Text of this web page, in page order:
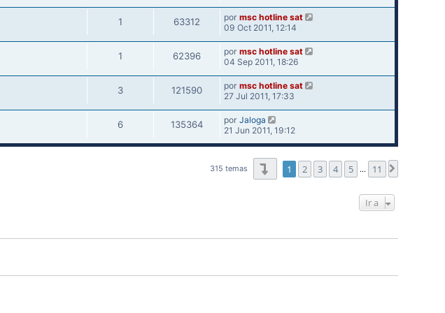
1 63312 por msc hotline sat
09 Oct 2011, 12:14
1 62396 por msc hotline sat
04 Sep 2011, 18:26
3 121590 por msc hotline sat
27 Jul 2011, 17:33
6 135364 por Jaloga
21 Jun 2011, 19:12
315 temas Página1 de
1 2 3 4 5 … 11
Ir a